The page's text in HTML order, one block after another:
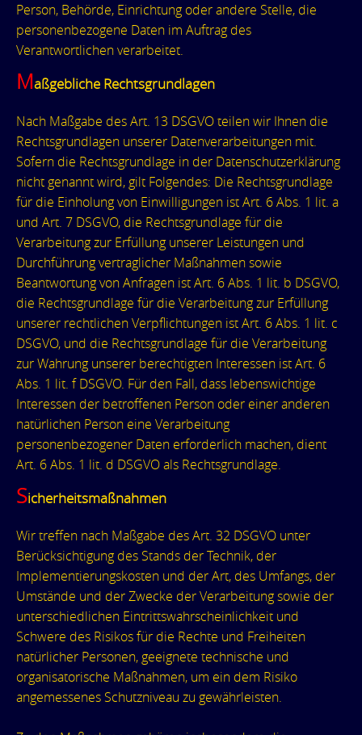
Person, Behörde, Einrichtung oder andere Stelle, die
personenbezogene Daten im Auftrag des
Verantwortlichen verarbeitet.
Maßgebliche Rechtsgrundlagen
Nach Maßgabe des Art. 13 DSGVO teilen wir Ihnen die
Rechtsgrundlagen unserer Datenverarbeitungen mit.
Sofern die Rechtsgrundlage in der Datenschutzerklärung
nicht genannt wird, gilt Folgendes: Die Rechtsgrundlage
für die Einholung von Einwilligungen ist Art. 6 Abs. 1 lit. a
und Art. 7 DSGVO, die Rechtsgrundlage für die
Verarbeitung zur Erfüllung unserer Leistungen und
Durchführung vertraglicher Maßnahmen sowie
Beantwortung von Anfragen ist Art. 6 Abs. 1 lit. b DSGVO,
die Rechtsgrundlage für die Verarbeitung zur Erfüllung
unserer rechtlichen Verpflichtungen ist Art. 6 Abs. 1 lit. c
DSGVO, und die Rechtsgrundlage für die Verarbeitung
zur Wahrung unserer berechtigten Interessen ist Art. 6
Abs. 1 lit. f DSGVO. Für den Fall, dass lebenswichtige
Interessen der betroffenen Person oder einer anderen
natürlichen Person eine Verarbeitung
personenbezogener Daten erforderlich machen, dient
Art. 6 Abs. 1 lit. d DSGVO als Rechtsgrundlage.
Sicherheitsmaßnahmen
Wir treffen nach Maßgabe des Art. 32 DSGVO unter
Berücksichtigung des Stands der Technik, der
Implementierungskosten und der Art, des Umfangs, der
Umstände und der Zwecke der Verarbeitung sowie der
unterschiedlichen Eintrittswahrscheinlichkeit und
Schwere des Risikos für die Rechte und Freiheiten
natürlicher Personen, geeignete technische und
organisatorische Maßnahmen, um ein dem Risiko
angemessenes Schutzniveau zu gewährleisten.